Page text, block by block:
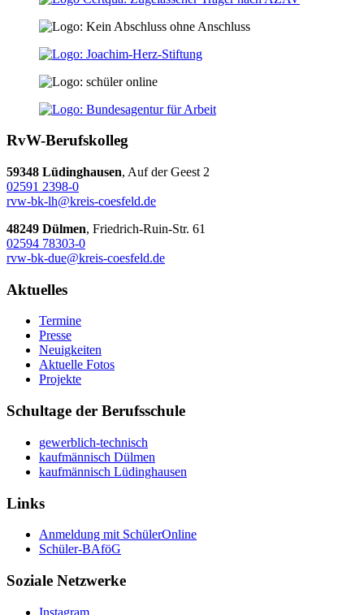
RvW-Berufskolleg
59348 Lüdinghausen, Auf der Geest 2
02591 2398-0
rvw-bk-lh@kreis-coesfeld.de
48249 Dülmen, Friedrich-Ruin-Str. 61
02594 78303-0
rvw-bk-due@kreis-coesfeld.de
Aktuelles
Termine
Presse
Neuigkeiten
Aktuelle Fotos
Projekte
Schultage der Berufsschule
gewerblich-technisch
kaufmännisch Dülmen
kaufmännisch Lüdinghausen
Links
Anmeldung mit SchülerOnline
Schüler-BAföG
Soziale Netzwerke
Instagram